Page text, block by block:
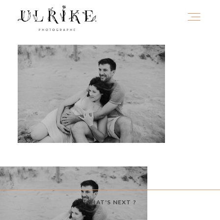
WHAT'S NEXT ?
HOME
A PROPOS
PORTFOLIO
INFOS
JOURNAL